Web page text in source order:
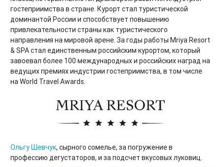
гостеприимства в стране. Курорт стал туристической
доминантой России и способствует повышению
привлекательности страны как туристического
направления на мировой арене. За годы работы Mriya Resort
& SPA стал единственным российским курортом, который
завоевал более 100 международных и российских наград на
ведущих премиях индустрии гостеприимства, в том числе
на World Travel Awards.
Ольгу Шевчук, сырного сомелье, за погружение в
профессию дегустаторов, и за подсчет вкусовых луковиц.